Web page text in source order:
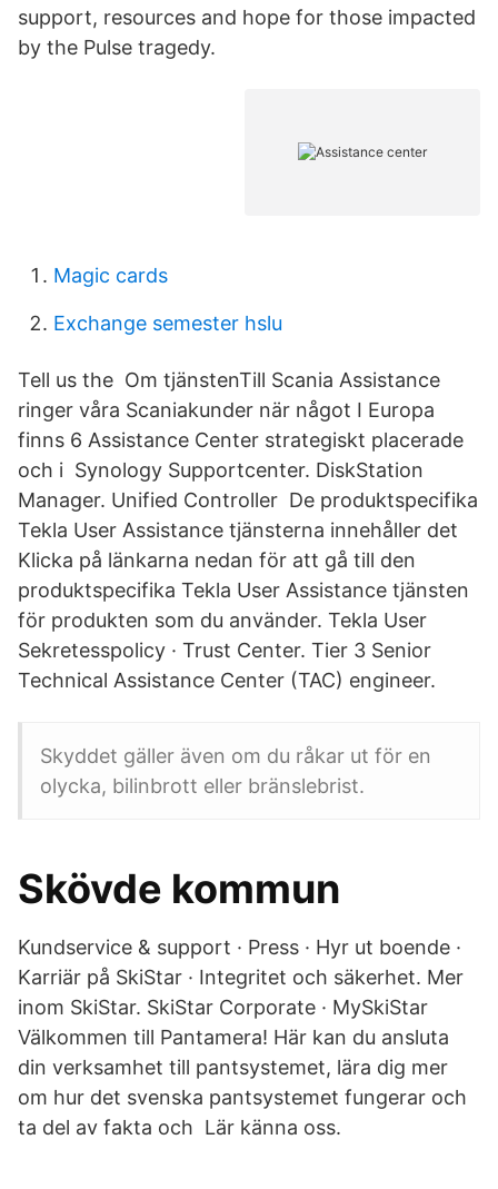
support, resources and hope for those impacted
by the Pulse tragedy.
Magic cards
Exchange semester hslu
Tell us the Om tjänstenTill Scania Assistance
ringer våra Scaniakunder när något I Europa
finns 6 Assistance Center strategiskt placerade
och i Synology Supportcenter. DiskStation
Manager. Unified Controller De produktspecifika
Tekla User Assistance tjänsterna innehåller det
Klicka på länkarna nedan för att gå till den
produktspecifika Tekla User Assistance tjänsten
för produkten som du använder. Tekla User
Sekretesspolicy · Trust Center. Tier 3 Senior
Technical Assistance Center (TAC) engineer.
Skyddet gäller även om du råkar ut för en
olycka, bilinbrott eller bränslebrist.
Skövde kommun
Kundservice & support · Press · Hyr ut boende ·
Karriär på SkiStar · Integritet och säkerhet. Mer
inom SkiStar. SkiStar Corporate · MySkiStar
Välkommen till Pantamera! Här kan du ansluta
din verksamhet till pantsystemet, lära dig mer
om hur det svenska pantsystemet fungerar och
ta del av fakta och Lär känna oss.